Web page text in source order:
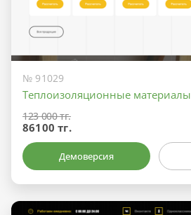
№ 91029
Теплоизоляционные материалы
123 000 тг.
86100 тг.
Демоверсия